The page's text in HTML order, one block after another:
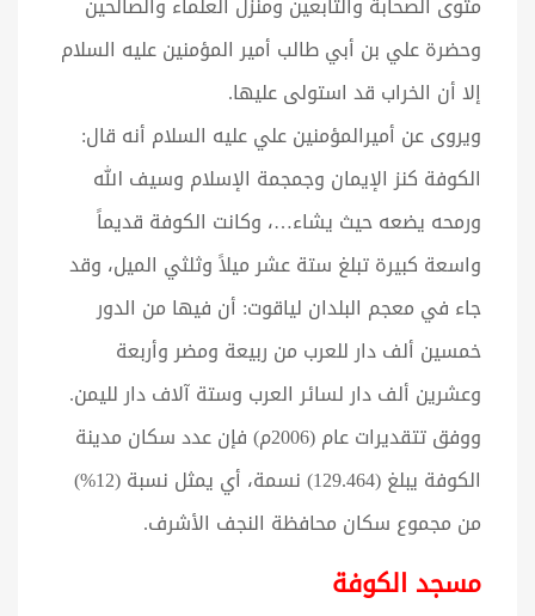
وحضرة علي بن أبي طالب أمير المؤمنين عليه السلام
إلا أن الخراب قد استولى عليها.
ويروى عن أميرالمؤمنين علي عليه السلام أنه قال:
الكوفة كنز الإيمان وجمجمة الإسلام وسيف الله
ورمحه يضعه حيث يشاء…، وكانت الكوفة قديماً
واسعة كبيرة تبلغ ستة عشر ميلاً وثلثي الميل، وقد
جاء في معجم البلدان لياقوت: أن فيها من الدور
خمسين ألف دار للعرب من ربيعة ومضر وأربعة
وعشرين ألف دار لسائر العرب وستة آلاف دار لليمن.
ووفق تتقديرات عام (2006م) فإن عدد سكان مدينة
الكوفة يبلغ (129.464) نسمة، أي يمثل نسبة (12%)
من مجموع سكان محافظة النجف الأشرف.
مسجد الكوفة